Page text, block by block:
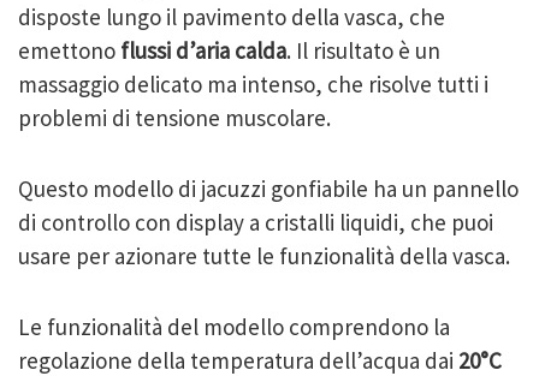
disposte lungo il pavimento della vasca, che
emettono flussi d’aria calda. Il risultato è un
massaggio delicato ma intenso, che risolve tutti i
problemi di tensione muscolare.
Questo modello di jacuzzi gonfiabile ha un pannello
di controllo con display a cristalli liquidi, che puoi
usare per azionare tutte le funzionalità della vasca.
Le funzionalità del modello comprendono la
regolazione della temperatura dell’acqua dai 20°C